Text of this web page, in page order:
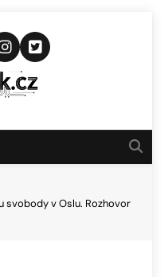
Novinkám
svobody v Oslu. Rozhovor